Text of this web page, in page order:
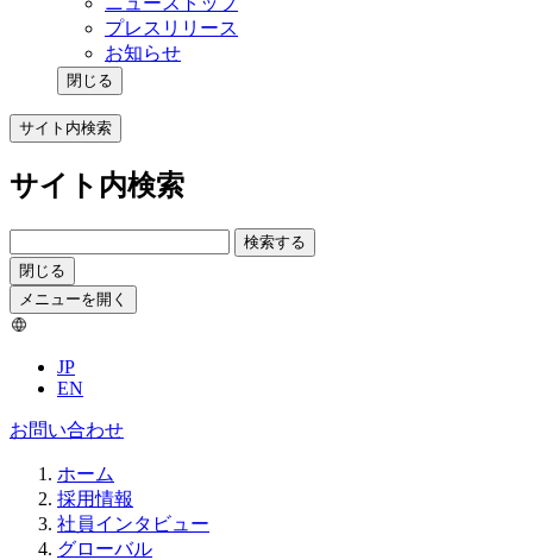
プレスリリース
お知らせ
閉じる
サイト内検索
サイト内検索
検索する
閉じる
メニューを開く
JP
EN
お問い合わせ
ホーム
採用情報
社員インタビュー
グローバル